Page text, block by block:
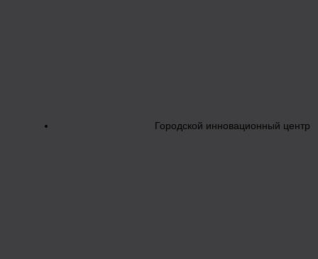
Городской инновационный центр